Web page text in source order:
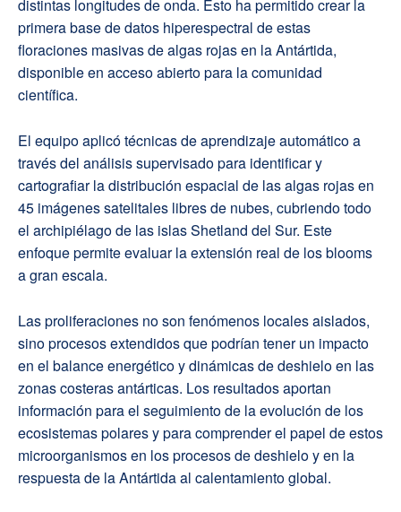
distintas longitudes de onda. Esto ha permitido crear la
primera base de datos hiperespectral de estas
floraciones masivas de algas rojas en la Antártida,
disponible en acceso abierto para la comunidad
científica.
El equipo aplicó técnicas de aprendizaje automático a
través del análisis supervisado para identificar y
cartografiar la distribución espacial de las algas rojas en
45 imágenes satelitales libres de nubes, cubriendo todo
el archipiélago de las islas Shetland del Sur. Este
enfoque permite evaluar la extensión real de los blooms
a gran escala.
Las proliferaciones no son fenómenos locales aislados,
sino procesos extendidos que podrían tener un impacto
en el balance energético y dinámicas de deshielo en las
zonas costeras antárticas. Los resultados aportan
información para el seguimiento de la evolución de los
ecosistemas polares y para comprender el papel de estos
microorganismos en los procesos de deshielo y en la
respuesta de la Antártida al calentamiento global.